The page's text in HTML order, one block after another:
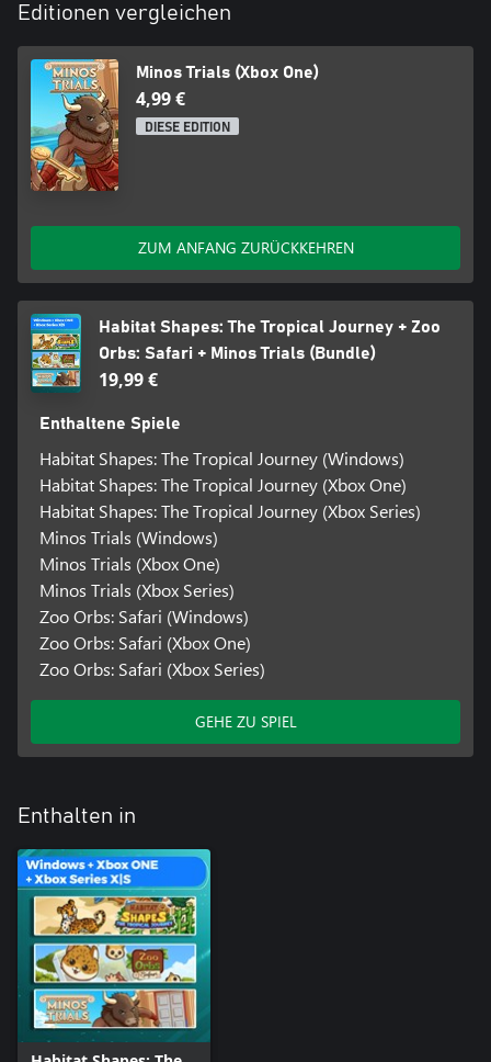
Editionen vergleichen
Minos Trials (Xbox One)
4,99 €
DIESE EDITION
ZUM ANFANG ZURÜCKKEHREN
Habitat Shapes: The Tropical Journey + Zoo
Orbs: Safari + Minos Trials (Bundle)
19,99 €
Enthaltene Spiele
Habitat Shapes: The Tropical Journey (Windows)
Habitat Shapes: The Tropical Journey (Xbox One)
Habitat Shapes: The Tropical Journey (Xbox Series)
Minos Trials (Windows)
Minos Trials (Xbox One)
Minos Trials (Xbox Series)
Zoo Orbs: Safari (Windows)
Zoo Orbs: Safari (Xbox One)
Zoo Orbs: Safari (Xbox Series)
GEHE ZU SPIEL
Enthalten in